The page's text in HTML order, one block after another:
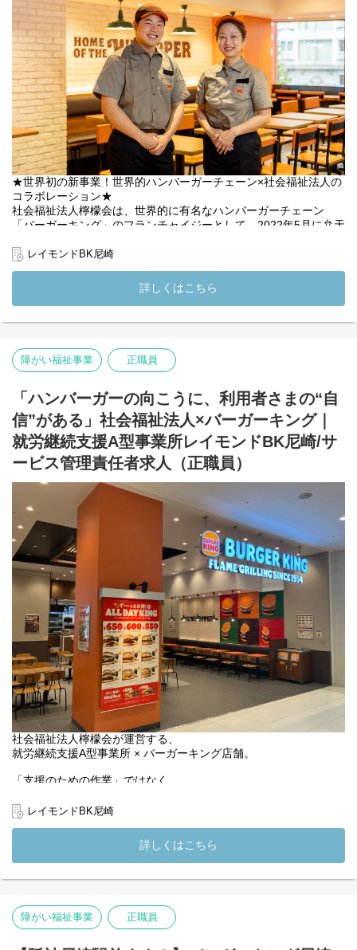
【職員の1週間のシフト例】
下記はシフト例です。
シフトの中で有給休暇5日以上取得可能です★
◎職員A
月：12～21時
火：12～21時
水：10～19時
木：お休み
金：9～18時
土：9～18時
日：お休み
◎職員B
月：12～21時
火：9～18時
水：お休み
金：12～21時
土：12～21時
日：11～20時
★世界初の新事業！世界的ハンバーガーチェーン×社会福祉法人の
コラボレーション★
社会福祉法人檸檬会は、世界的に有名なハンバーガーチェーン
「バーガーキング」のフランチャイジーとして、2022年5月に弁天
そして1号店に続き、阪神尼崎駅すぐ（徒歩1分）の好立地に、
2024年3月「レイモンドBK尼崎（阪神尼崎店）」を2店舗目として
当施設は、社会福祉法人が運営する“就労支援型”の飲食店。
店舗運営を通じて、障がいのある方々が「働く力」を身につけ、
飲食業界で培ってきた接客・調理・店舗運営の経験を活かしなが
ら、
す。
「飲食の仕事を続けながら、福祉のキャリアにも挑戦したい」
「店舗づくりだけでなく、人の成長に関わる仕事がしたい」
そんな方にぴったりの職場です。
社会福祉法人ならではの安定した基盤のもと、新しい飲食の形を
一緒につくっていきませんか？
【職員の1週間のシフト例】
下記はシフト例です。
シフトの中で有給休暇5日以上取得可能です★
◎職員A
月：12～21時
火：12～21時
水：10～19時
木：お休み
金：9～18時
土：9～18時
日：お休み
◎職員B
月：12～21時
火：9～18時
水：お休み
金：12～21時
日：11～20時
（変更の範囲）法人の定める業務
レイモンドBK尼崎
詳しくはこちら
障がい福祉事業 正職員
「ハンバーガーの向こうに、利用者さまの“自
信”がある」社会福祉法人×バーガーキング｜
就労継続支援A型事業所レイモンドBK尼崎/サ
ービス管理責任者求人（正職員）
社会福祉法人檸檬会が運営する、
就労継続支援A型事業所 × バーガーキング店舗。
「支援のための作業」ではなく、
そんな新しい形の就労継続支援A型事業所です。
2店舗目のレイモンドBK尼崎の中心となるサービス管理責任者を募
集します。
・就労継続支援A型事業所（定員20名）
・勤務地：阪神尼崎駅 徒歩1分
レイモンドBK尼崎
詳しくはこちら
障がい福祉事業 正職員